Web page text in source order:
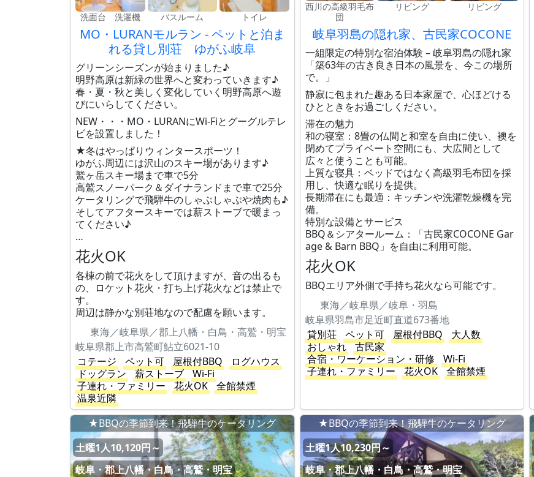
洗面台 洗濯機 バスルーム トイレ
MO・LURANモルラン - ペットと泊ま
れる貸し別荘 ゆがふ岐阜
グリーンシーズンが始まりました♪
明野高原は新緑の世界へと変わっていきます♪
春・夏・秋と美しく変化していく明野高原へ遊
びにいらしてください。
NEW・・・MO・LURANにWi-Fiとグーグルテレ
ビを設置しました！
★冬はやっぱりウィンタースポーツ！
ゆがふ周辺には沢山のスキー場があります♪
鷲ヶ岳スキー場まで車で5分
高鷲スノーパーク＆ダイナランドまで車で25分
ケータリングで飛騨牛のしゃぶしゃぶや焼肉も♪
そしてアフタースキーでは薪ストーブで暖まっ
てください♪
…
花火OK
各棟の前で花火をして頂けますが、音の出るも
の、ロケット花火・打ち上げ花火などは禁止で
す。
周辺は静かな別荘地なので配慮を願います。
東海／岐阜県／郡上八幡・白鳥・高鷲・明宝
岐阜県郡上市高鷲町鮎立6021-10
コテージ
ペット可 屋根付BBQ
ログハウス
ドッグラン
薪ストーブ
Wi-Fi
子連れ・ファミリー
花火OK
全館禁煙
温泉近隣
西川の高級羽毛布
団
リビング リビング
岐阜羽島の隠れ家、古民家COCONE
一組限定の特別な宿泊体験 – 岐阜羽島の隠れ家
「築63年の古き良き日本の風景を、今この場所
で。」
静寂に包まれた趣ある日本家屋で、心ほどける
ひとときをお過ごしください。
滞在の魅力
和の寝室：8畳の仏間と和室を自由に使い、襖を
閉めてプライベート空間にも、大広間として
広々と使うことも可能。
上質な寝具：ベッドではなく高級羽毛布団を採
用し、快適な眠りを提供。
長期滞在にも最適：キッチンや洗濯乾燥機を完
備。
特別な設備とサービス
BBQ＆シアタールーム：「古民家COCONE Gar
age & Barn BBQ」を自由に利用可能。
花火OK
BBQエリア外側で手持ち花火なら可能です。
東海／岐阜県／岐阜・羽島
岐阜県羽島市足近町直道673番地
貸別荘
ペット可 屋根付BBQ
大人数
おしゃれ
古民家
合宿・ワーケーション・研修
Wi-Fi
子連れ・ファミリー
花火OK 全館禁煙
★BBQの季節到来！飛騨牛のケータリング
土曜1人10,120円～
岐阜・郡上八幡・白鳥・高鷲・明宝
★BBQの季節到来！飛騨牛のケータリング
土曜1人10,230円～
岐阜・郡上八幡・白鳥・高鷲・明宝